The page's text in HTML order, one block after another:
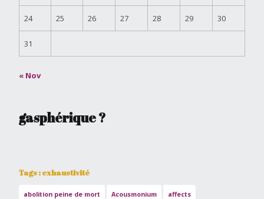
24 25 26 27 28 29 30
31
« Nov
gasphérique ?
Tags : exhaustivité
abolition peine de mort Acousmonium affects